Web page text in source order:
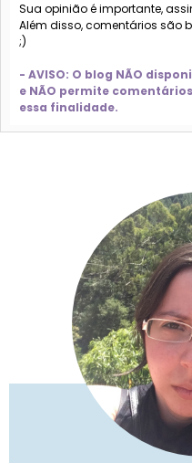
Sua opinião é importante,
Além disso, comentários são
;)
- AVISO: O blog NÃO
e NÃO permite
essa finalidade.